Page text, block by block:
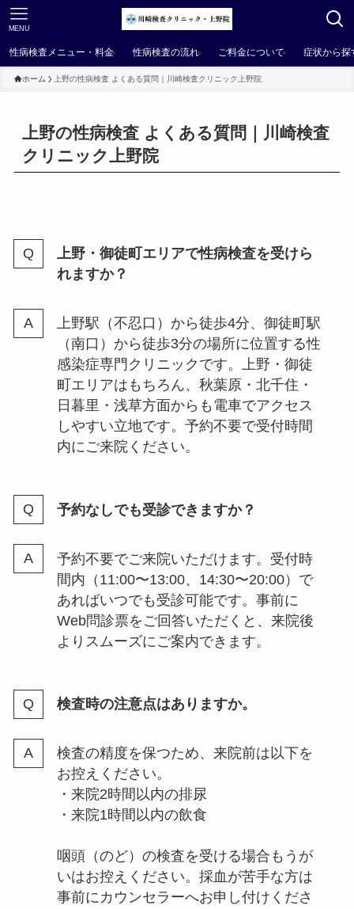
MENU
性病検査メニュー・料金 性病検査の流れ ご料金について 症状から探
ホーム 上野の性病検査 よくある質問｜川崎検査クリニック上野院
上野の性病検査 よくある質問｜川崎検査
クリニック上野院
上野・御徒町エリアで性病検査を受けら
れますか？
上野駅（不忍口）から徒歩4分、御徒町駅
（南口）から徒歩3分の場所に位置する性
感染症専門クリニックです。上野・御徒
町エリアはもちろん、秋葉原・北千住・
日暮里・浅草方面からも電車でアクセス
しやすい立地です。予約不要で受付時間
内にご来院ください。
予約なしでも受診できますか？
予約不要でご来院いただけます。受付時
間内（11:00〜13:00、14:30〜20:00）で
あればいつでも受診可能です。事前に
Web問診票をご回答いただくと、来院後
よりスムーズにご案内できます。
検査時の注意点はありますか。
検査の精度を保つため、来院前は以下を
お控えください。
・来院2時間以内の排尿
・来院1時間以内の飲食
咽頭（のど）の検査を受ける場合もうが
いはお控えください。採血が苦手な方は
事前にカウンセラーへお申し付けくださ